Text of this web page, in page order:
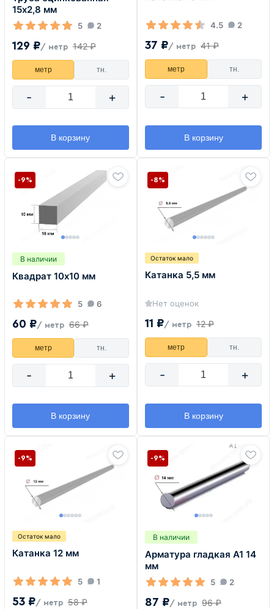
15х2,8 мм
5 2
129 ₽/ метр 142 ₽
метр тн.
- +
В корзину
4.5 2
37 ₽/ метр 41 ₽
метр тн.
- +
В корзину
В наличии
Квадрат 10х10 мм
5 6
60 ₽/ метр 66 ₽
-9%
метр тн.
- +
В корзину
Остаток мало
Катанка 5,5 мм
Нет оценок
11 ₽/ метр 12 ₽
-8%
метр тн.
- +
В корзину
Остаток мало
Катанка 12 мм
5 1
53 ₽/ метр 58 ₽
-9%
В наличии
Арматура гладкая А1 14
мм
5 2
87 ₽/ метр 96 ₽
-9%